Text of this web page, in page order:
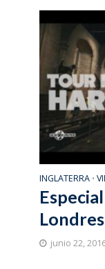
INGLATERRA •
junio 22,